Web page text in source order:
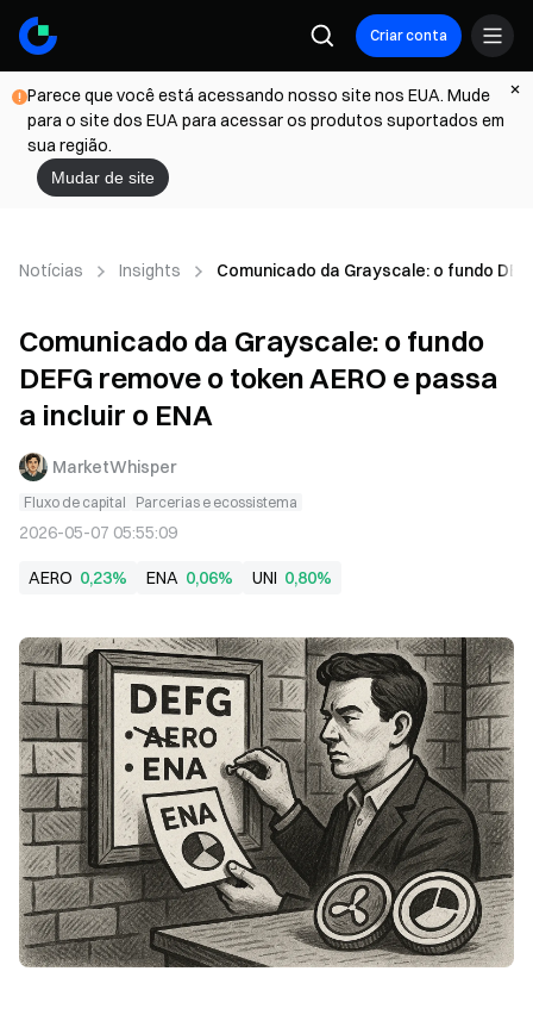
Criar conta
Parece que você está acessando nosso site nos EUA. Mude
para o site dos EUA para acessar os produtos suportados em
sua região.
Mudar de site
Notícias Insights Comunicado da Grayscale: o fundo
Comunicado da Grayscale: o fundo
DEFG remove o token AERO e passa
a incluir o ENA
MarketWhisper
Fluxo de capital Parcerias e ecossistema
2026-05-07 05:55:09
AERO 0,23% ENA 0,06% UNI 0,80%